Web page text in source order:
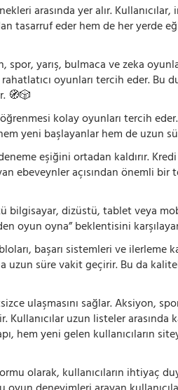
arasında yer alır.
eder hem de her yerde
yarış, bulmaca ve zeka
oyunları tercih eder. Bu
🧭🎲
kolay oyunları tercih
yeni başlayanlar hem de uzun
eşiğini ortadan kaldırır.
ebeveynler açısından önemli
bilgisayar, dizüstü, tablet veya
oyun oyna” beklentisini
başarı sistemleri ve
süre vakit geçirir. Bu da
ulaşmasını sağlar. Aksiyon,
uzun listeler
hem yeni gelen kullanıcıların
olarak, kullanıcıların ihtiyaç